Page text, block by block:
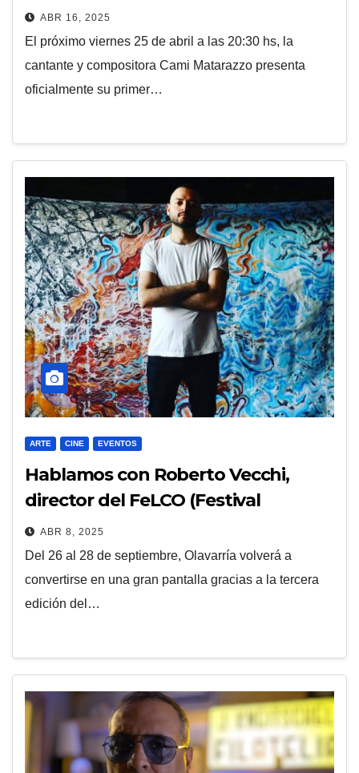
Ballester
ABR 16, 2025
El próximo viernes 25 de abril a las 20:30 hs, la
cantante y compositora Cami Matarazzo presenta
oficialmente su primer…
ARTE CINE EVENTOS
Hablamos con Roberto Vecchi,
director del FeLCO (Festival
Latinoamericano de Cine de
Olavarría)
ABR 8, 2025
Del 26 al 28 de septiembre, Olavarría volverá a
convertirse en una gran pantalla gracias a la tercera
edición del…